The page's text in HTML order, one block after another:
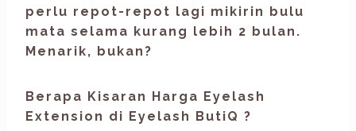
perlu repot-repot lagi mikirin bulu
mata selama kurang lebih 2 bulan.
Menarik, bukan?
Berapa Kisaran Harga Eyelash
Extension di Eyelash ButiQ ?